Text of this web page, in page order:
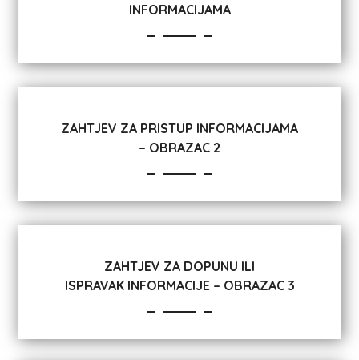
INFORMACIJAMA
ZAHTJEV ZA PRISTUP INFORMACIJAMA
– OBRAZAC 2
ZAHTJEV ZA DOPUNU ILI
ISPRAVAK INFORMACIJE – OBRAZAC 3